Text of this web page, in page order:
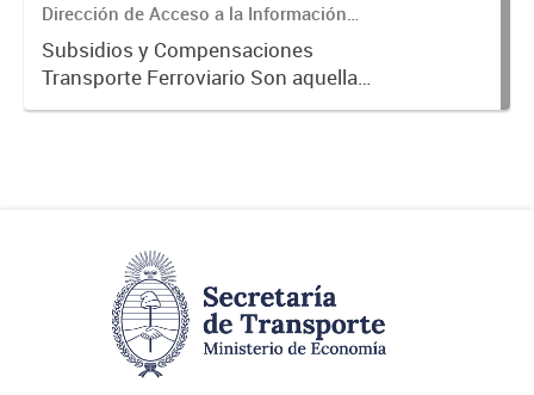
Dirección de Acceso a la Información
Pública y Transparencia
Subsidios y Compensaciones
Transporte Ferroviario Son aquellas
transferencias realizadas por la